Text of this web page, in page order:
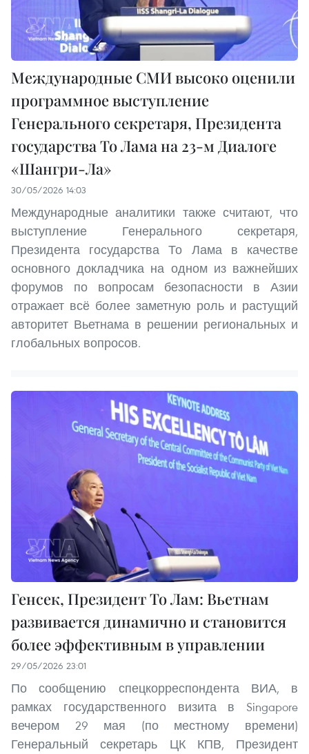
Международные СМИ высоко оценили
программное выступление
Генерального секретаря, Президента
государства То Лама на 23-м Диалоге
«Шангри-Ла»
30/05/2026 14:03
Международные аналитики также считают, что
выступление Генерального секретаря,
Президента государства То Лама в качестве
основного докладчика на одном из важнейших
форумов по вопросам безопасности в Азии
отражает всё более заметную роль и растущий
авторитет Вьетнама в решении региональных и
глобальных вопросов.
Генсек, Президент То Лам: Вьетнам
развивается динамично и становится
более эффективным в управлении
29/05/2026 23:01
По сообщению спецкорреспондента ВИА, в
рамках государственного визита в Singapore
вечером 29 мая (по местному времени)
Генеральный секретарь ЦК КПВ, Президент